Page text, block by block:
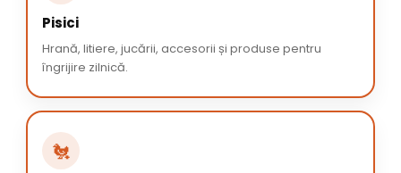
Pisici
Hrană, litiere, jucării, accesorii și produse pentru
îngrijire zilnică.
🐔